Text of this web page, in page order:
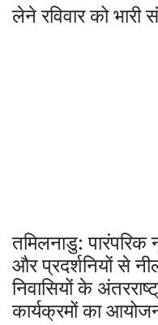
लेने रविवार को
तमिलनाडु: पारंपरिक
और प्रदर्शनियों से
निवासियों के
कार्यक्रमों का